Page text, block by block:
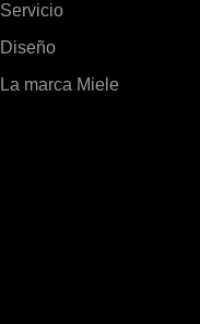
Servicio
Diseño
La marca Miele